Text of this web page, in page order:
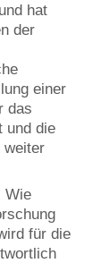
hat
der
einer
das
und die
weiter
Wie
für die